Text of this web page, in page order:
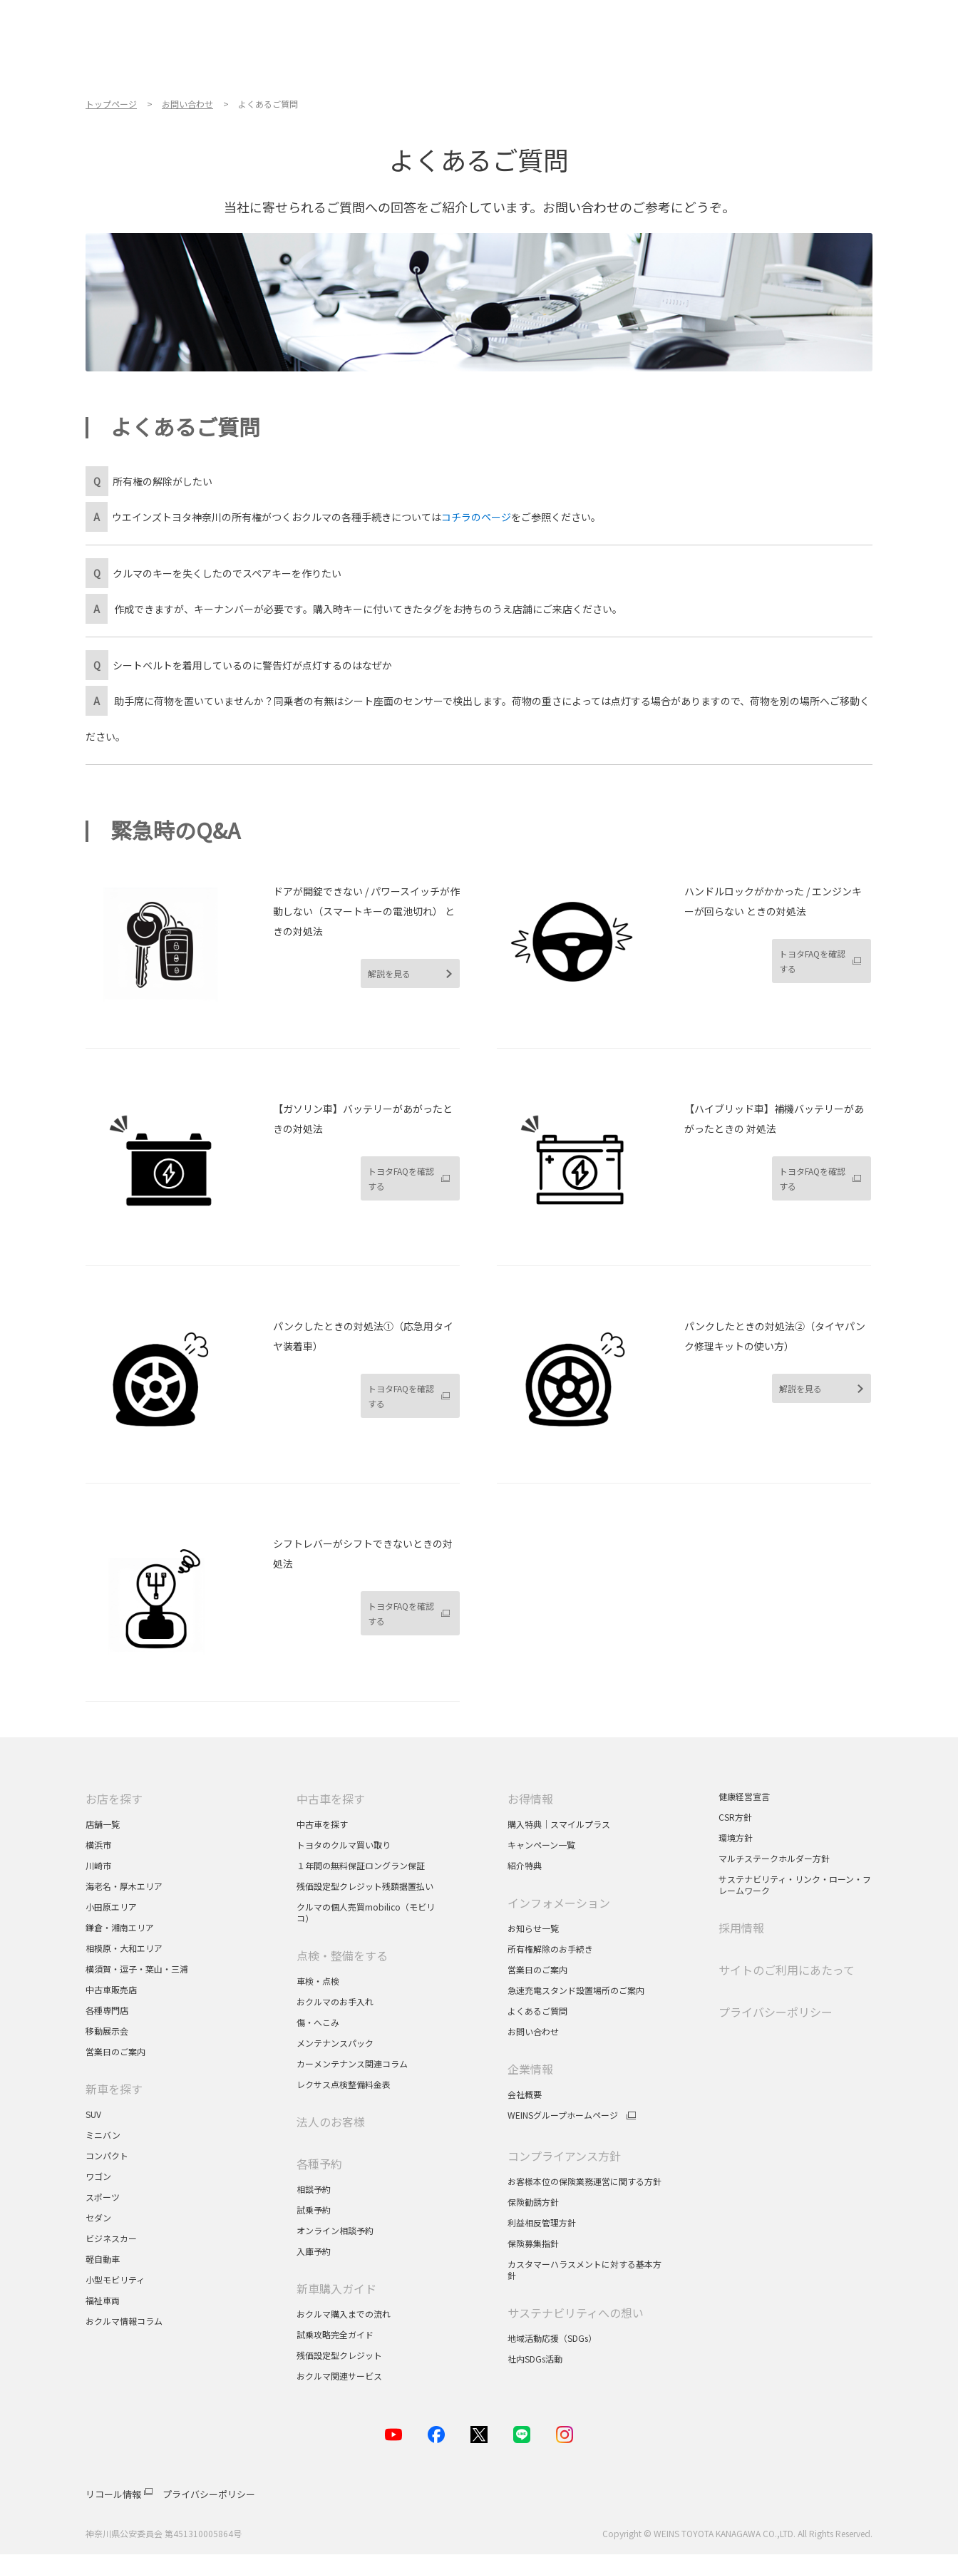
トップページ お問い合わせ よくあるご質問
よくあるご質問
当社に寄せられるご質問への回答をご紹介しています。お問い合わせのご参考にどうぞ。
よくあるご質問
Q 所有権の解除がしたい
A ウエインズトヨタ神奈川の所有権がつくおクルマの各種手続きについてはコチラのページをご参照ください。
Q クルマのキーを失くしたのでスペアキーを作りたい
A 作成できますが、キーナンバーが必要です。購入時キーに付いてきたタグをお持ちのうえ店舗にご来店ください。
Q シートベルトを着用しているのに警告灯が点灯するのはなぜか
A 助手席に荷物を置いていませんか？同乗者の有無はシート座面のセンサーで検出します。荷物の重さによっては点灯する場合がありますので、荷物を別の場所へご移動く
ださい。
緊急時のQ&A
ドアが開錠できない / パワースイッチが作
動しない（スマートキーの電池切れ） と
きの対処法
解説を見る
ハンドルロックがかかった / エンジンキ
ーが回らない ときの対処法
トヨタFAQを確認
する
【ガソリン車】バッテリーがあがったと
きの対処法
トヨタFAQを確認
する
【ハイブリッド車】補機バッテリーがあ
がったときの 対処法
トヨタFAQを確認
する
パンクしたときの対処法➀（応急用タイ
ヤ装着車）
トヨタFAQを確認
する
パンクしたときの対処法➁（タイヤパン
ク修理キットの使い方）
解説を見る
シフトレバーがシフトできないときの対
処法
トヨタFAQを確認
する
お店を探す
店舗一覧
横浜市
川崎市
海老名・厚木エリア
小田原エリア
鎌倉・湘南エリア
相模原・大和エリア
横須賀・逗子・葉山・三浦
中古車販売店
各種専門店
移動展示会
営業日のご案内
新車を探す
SUV
ミニバン
コンパクト
ワゴン
スポーツ
セダン
ビジネスカー
軽自動車
小型モビリティ
福祉車両
おクルマ情報コラム
中古車を探す
中古車を探す
トヨタのクルマ買い取り
１年間の無料保証ロングラン保証
残価設定型クレジット残額据置払い
クルマの個人売買mobilico（モビリ
コ）
点検・整備をする
車検・点検
おクルマのお手入れ
傷・へこみ
メンテナンスパック
カーメンテナンス関連コラム
レクサス点検整備料金表
法人のお客様
各種予約
相談予約
試乗予約
オンライン相談予約
入庫予約
新車購入ガイド
おクルマ購入までの流れ
試乗攻略完全ガイド
残価設定型クレジット
おクルマ関連サービス
お得情報
購入特典｜スマイルプラス
キャンペーン一覧
紹介特典
インフォメーション
お知らせ一覧
所有権解除のお手続き
営業日のご案内
急速充電スタンド設置場所のご案内
よくあるご質問
お問い合わせ
企業情報
会社概要
WEINSグループホームページ
コンプライアンス方針
お客様本位の保険業務運営に関する方針
保険勧誘方針
利益相反管理方針
保険募集指針
カスタマーハラスメントに対する基本方
針
サステナビリティへの想い
地域活動応援（SDGs）
社内SDGs活動
健康経営宣言
CSR方針
環境方針
マルチステークホルダー方針
サステナビリティ・リンク・ローン・フ
レームワーク
採用情報
サイトのご利用にあたって
プライバシーポリシー
リコール情報 プライバシーポリシー
Copyright © WEINS TOYOTA KANAGAWA CO.,LTD. All Rights Reserved.
神奈川県公安委員会 第451310005864号